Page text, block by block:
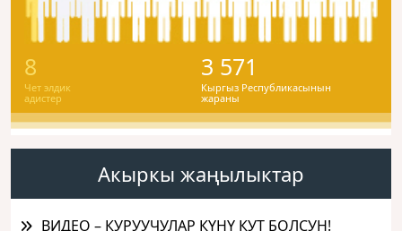
8
Чет элдик
адистер
3 571
Кыргыз Республикасынын
жараны
Акыркы жаңылыктар
ВИДЕО – КУРУУЧУЛАР КҮНҮ КУТ БОЛСУН!